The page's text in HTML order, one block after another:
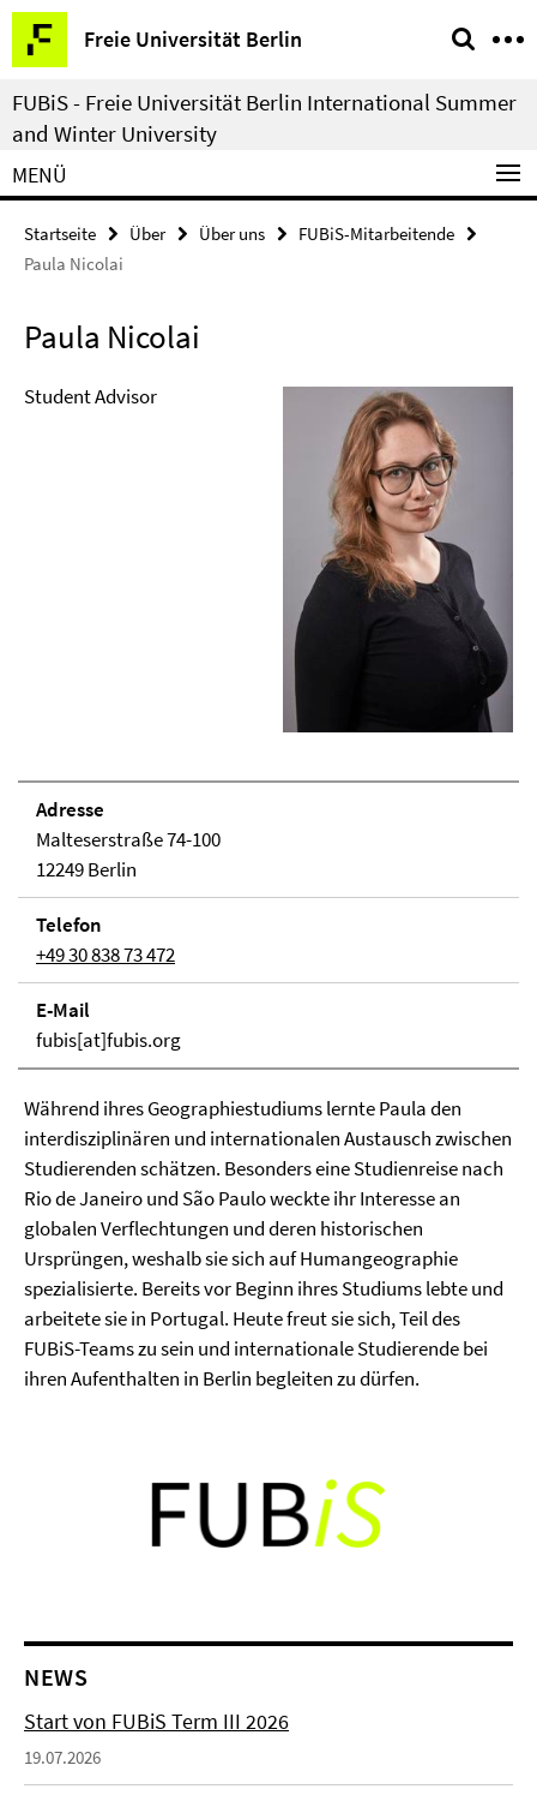
Springe
direkt
zu
Inhalt
Freie Universität Berlin
Service-
Navigation
FUBiS - Freie Universität Berlin International Summer
and Winter University
MENÜ
Startseite Über Über uns
FUBiS-Mitarbeitende
Paula Nicolai
Paula Nicolai
Student Advisor
Adresse
Malteserstraße 74-100
12249 Berlin
Telefon
+49 30 838 73 472
E-Mail
fubis[at]fubis.org
Während ihres Geographiestudiums lernte Paula den
interdisziplinären und internationalen Austausch zwischen
Studierenden schätzen. Besonders eine Studienreise nach
Rio de Janeiro und São Paulo weckte ihr Interesse an
globalen Verflechtungen und deren historischen
Ursprüngen, weshalb sie sich auf Humangeographie
spezialisierte. Bereits vor Beginn ihres Studiums lebte und
arbeitete sie in Portugal. Heute freut sie sich, Teil des
FUBiS-Teams zu sein und internationale Studierende bei
ihren Aufenthalten in Berlin begleiten zu dürfen.
NEWS
Start von FUBiS Term III 2026
19.07.2026